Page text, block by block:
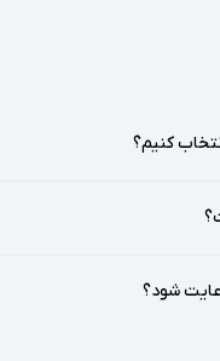
شود. در این مقاله، به
نیازهای خود انتخاب
این تجهیزات معمولاً از
آداپتورها) عمل کنند.
کنیم؟
شود؟